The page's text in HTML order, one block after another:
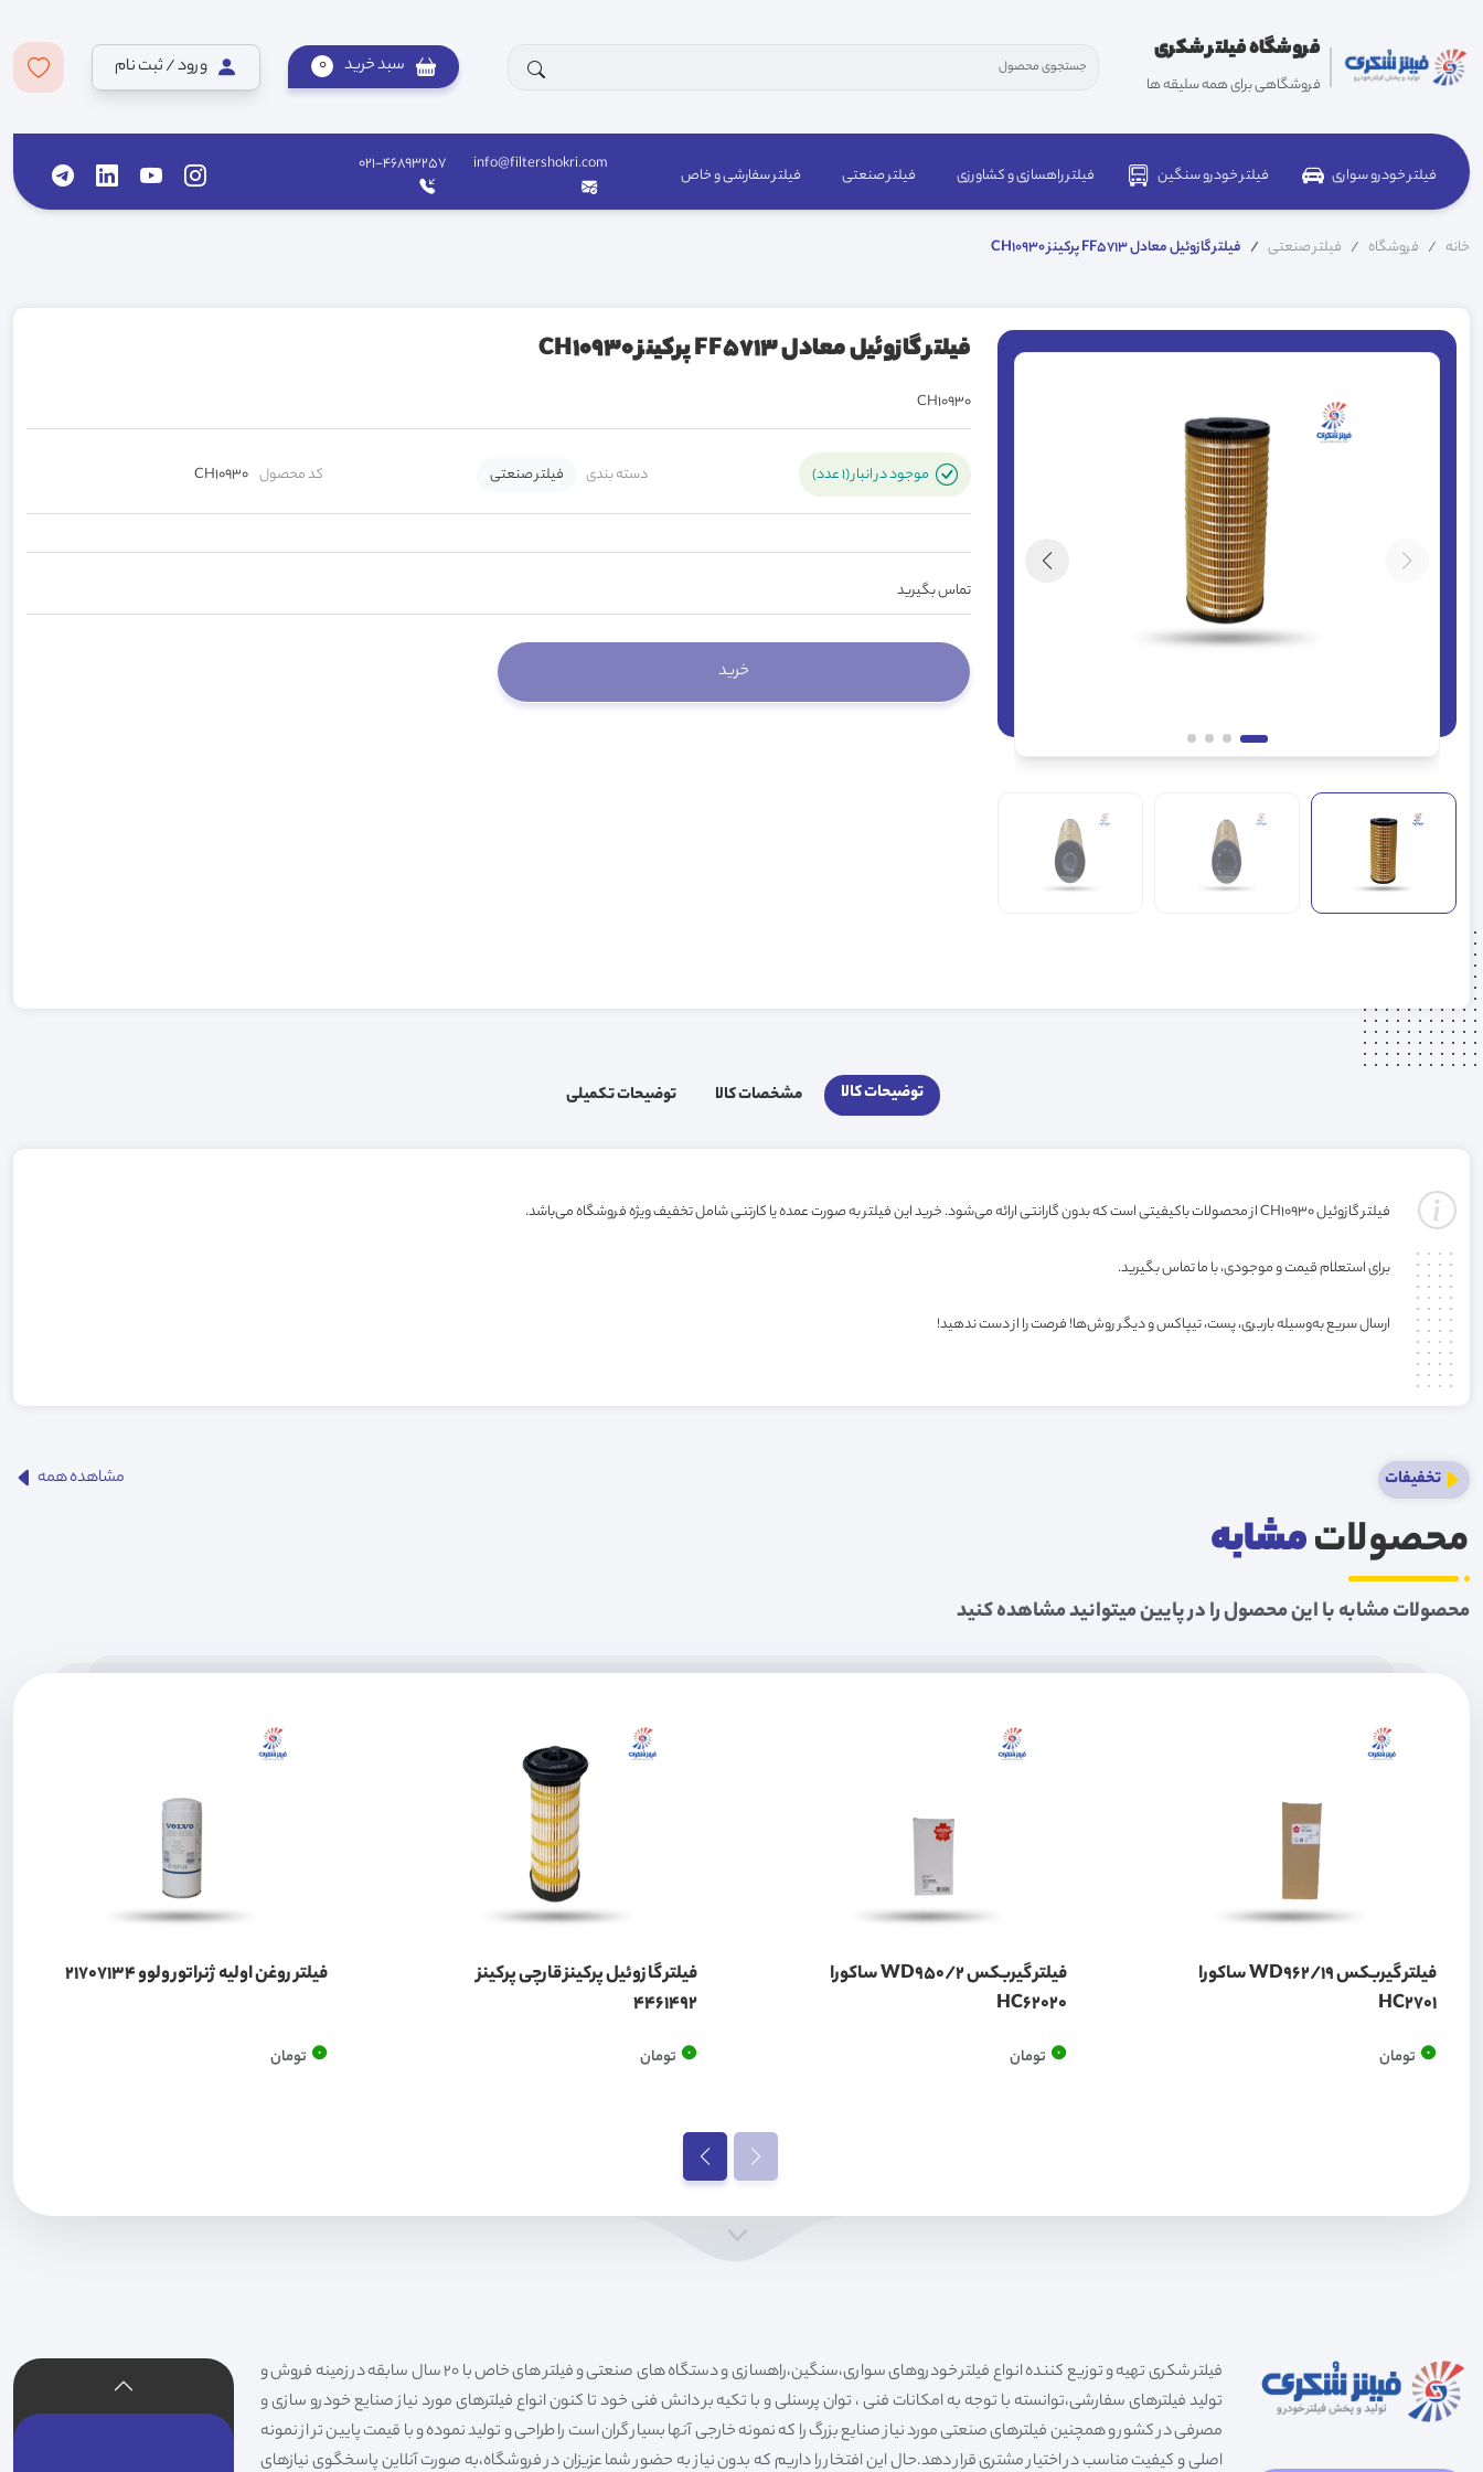
فروشگاه فیلتر شکری
فروشگاهی برای همه سلیقه ها
سبد خرید 0 ورود / ثبت نام
فیلتر خودرو سواری فیلتر خودرو سنگین فیلتر راهسازی و کشاورزی فیلتر صنعتی فیلتر سفارشی و خاص
info@filtershokri.com
021-46893257
خانه فروشگاه فیلتر صنعتی فيلتر گازوئيل معادل FF5713 پرکینز CH10930
فيلتر گازوئيل معادل FF5713 پرکینز CH10930
CH10930
موجود در انبار (1 عدد) دسته بندی فیلتر صنعتی کد محصول CH10930
تماس بگیرید
توضیحات کالا مشخصات کالا توضیحات تکمیلی
فیلتر گازوئیل CH10930 از محصولات باکیفیتی است که بدون گارانتی ارائه می‌شود. خرید این فیلتر به صورت عمده یا کارتنی شامل تخفیف ویژه فروشگاه می‌باشد.
برای استعلام قیمت و موجودی، با ما تماس بگیرید.
ارسال سریع به‌وسیله باربری، پست، تیپاکس و دیگر روش‌ها! فرصت را از دست ندهید!
تخفیفات
محصولاتمشابه
محصولات مشابه با این محصول را در پایین میتوانید مشاهده کنید
مشاهده همه
فیلتر گیربکس WD962/19 ساکورا
HC2701
0 تومان
فیلتر گیربکس WD950/2 ساکورا
HC62020
0 تومان
فیلتر گازوئیل پرکینز قارچی پرکینز
4461492
0 تومان
فیلتر روغن اولیه ژنراتور ولوو 21707134
0 تومان
فیلتر شکری تهیه و توزیع کننده انواع فیلتر خودروهای سواری،سنگین،راهسازی و دستگاه های صنعتی و فیلتر های خاص با 20 سال سابقه در زمینه فروش و
تولید فیلترهای سفارشی،توانسته با توجه به امکانات فنی ، توان پرسنلی و با تکیه بر دانش فنی خود تا کنون انواع فیلترهای مورد نیاز صنایع خودرو سازی و
مصرفی در کشور و همچنین فیلترهای صنعتی مورد نیاز صنایع بزرگ را که نمونه خارجی آنها بسیار گران است را طراحی و تولید نموده و با قیمت پایین تر از نمونه
اصلی و کیفیت مناسب در اختیار مشتری قرار دهد.حال این افتخار را داریم که بدون نیاز به حضور شما عزیزان در فروشگاه،به صورت آنلاین پاسخگوی نیازهای